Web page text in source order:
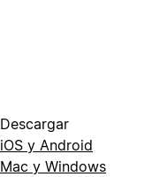
Descargar
iOS y Android
Mac y Windows